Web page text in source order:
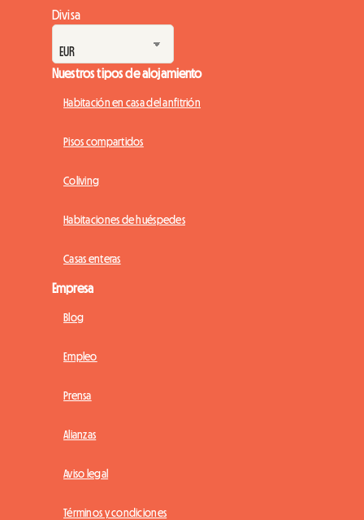
Divisa
Nuestros tipos de alojamiento
Habitación en casa del anfitrión
Pisos compartidos
Coliving
Habitaciones de huéspedes
Casas enteras
Empresa
Blog
Empleo
Prensa
Alianzas
Aviso legal
Términos y condiciones